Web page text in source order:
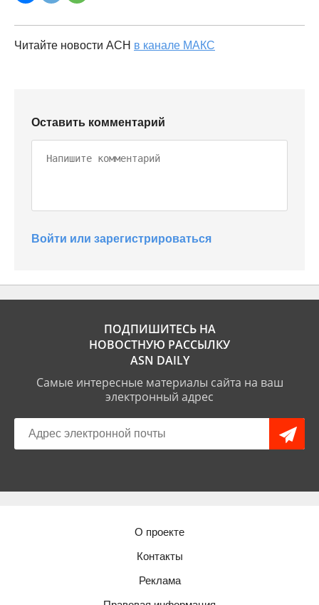
Читайте новости АСН в канале МАКС
Оставить комментарий
Войти или зарегистрироваться
ПОДПИШИТЕСЬ НА
НОВОСТНУЮ РАССЫЛКУ
ASN DAILY
Самые интересные материалы сайта на ваш
электронный адрес
О проекте
Контакты
Реклама